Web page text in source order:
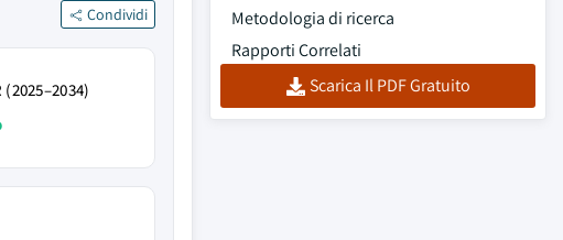
Condividi
(2025–2034)
Metodologia di ricerca
Rapporti Correlati
Scarica Il PDF Gratuito